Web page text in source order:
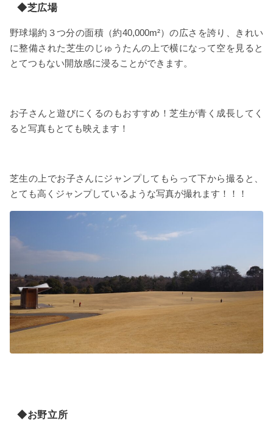
◆芝広場
野球場約３つ分の面積（約40,000m²）の広さを誇り、きれい
に整備された芝生のじゅうたんの上で横になって空を見ると
とてつもない開放感に浸ることができます。
お子さんと遊びにくるのもおすすめ！芝生が青く成長してく
ると写真もとても映えます！
芝生の上でお子さんにジャンプしてもらって下から撮ると、
とても高くジャンプしているような写真が撮れます！！！
◆お野立所